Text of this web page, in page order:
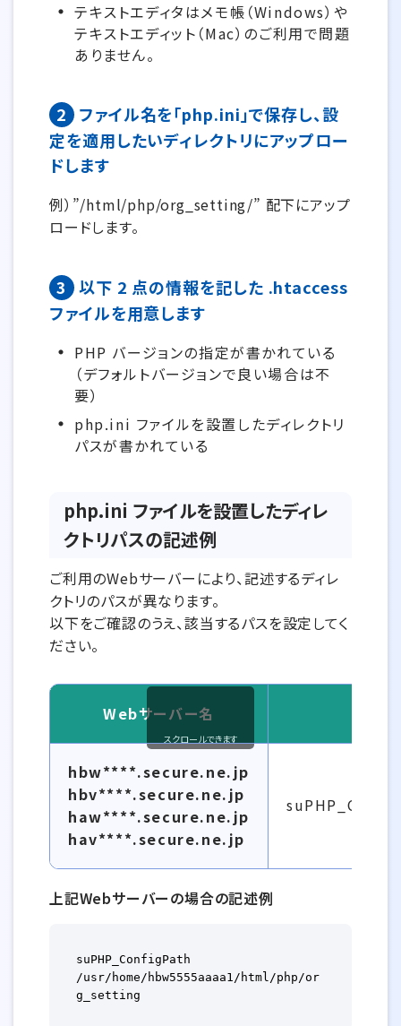
テキストエディタはメモ帳（Windows）や
テキストエディット（Mac）のご利用で問題
ありません。
2
ファイル名を「php.ini」で保存し、設
定を適用したいディレクトリにアップロー
ドします
例）”/html/php/org_setting/” 配下にアップ
ロードします。
3
以下 2 点の情報を記した .htaccess
ファイルを用意します
PHP バージョンの指定が書かれている
（デフォルトバージョンで良い場合は不
要）
php.ini ファイルを設置したディレクトリ
パスが書かれている
php.ini ファイルを設置したディレ
クトリパスの記述例
ご利用のWebサーバーにより、記述するディレ
クトリのパスが異なります。
以下をご確認のうえ、該当するパスを設定してく
ださい。
php.ini ファイルを設置したディレクトリパスの記述例
Webサーバー名
hbw****.secure.ne.jp
hbv****.secure.ne.jp
haw****.secure.ne.jp
hav****.secure.ne.jp
スクロールできます
上記Webサーバーの場合の記述例
suPHP_ConfigPath
/usr/home/hbw5555aaaa1/html/php/or
g_setting